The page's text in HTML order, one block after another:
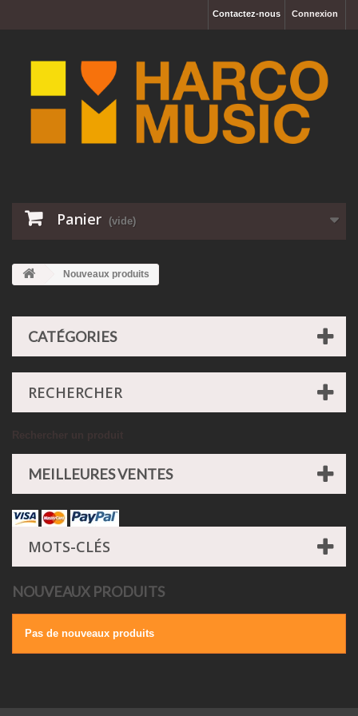
Connexion
Contactez-nous
Panier (vide)
Nouveaux produits
CATÉGORIES
RECHERCHER
MEILLEURES VENTES
MOTS-CLÉS
NOUVEAUX PRODUITS
Pas de nouveaux produits